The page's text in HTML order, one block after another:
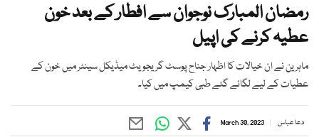
رمضان المبارک نوجوان سے افطار کے بعد خون
عطیہ کرنے کی اپیل
ماہرین نے ان خیالات کا اظہار جناح پوسٹ گریجویٹ میڈیکل سینٹر میں خون کے
عطیات کے لیے لگائے گئے طبی کیمپ میں کیا۔
دعا عباس March 30, 2023